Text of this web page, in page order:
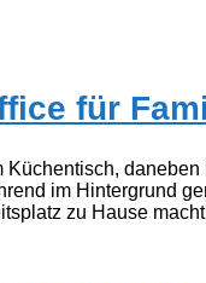
für
im Hintergrund
zu Hause